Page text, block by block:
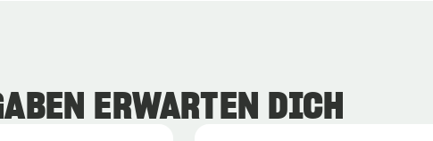
Fitnessstudio zuERWARTEN DICH